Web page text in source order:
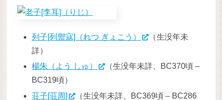
列子[列禦寇]（れつ ぎょこう）
（生没年未
詳）
楊朱（よう しゅ）
（生没年未詳、BC370頃 –
BC319頃）
荘子[荘周]
（生没年未詳、BC369頃 – BC286